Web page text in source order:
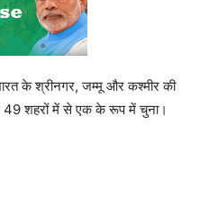
के श्रीनगर, जम्मू और कश्मीर की
49 शहरों में से एक के रूप में चुना।